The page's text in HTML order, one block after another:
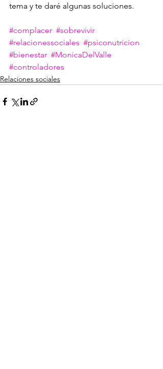
tema y te daré algunas soluciones.
#complacer #sobrevivir
#relacionessociales #psiconutricion
#bienestar #MonicaDelValle
#controladores
Relaciones sociales